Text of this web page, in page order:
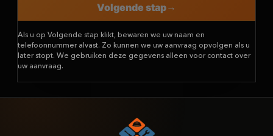
Volgende stap
Als u op Volgende stap klikt, bewaren we uw naam en
telefoonnummer alvast. Zo kunnen we uw aanvraag opvolgen als u
later stopt. We gebruiken deze gegevens alleen voor contact over
uw aanvraag.